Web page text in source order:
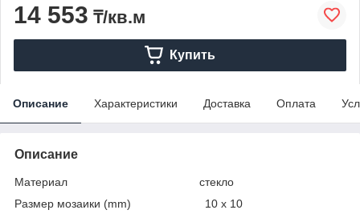
14 553 ₸/кв.м
Купить
Описание Характеристики Доставка Оплата
Описание
Материал стекло
Размер мозаики (mm) 10 x 10